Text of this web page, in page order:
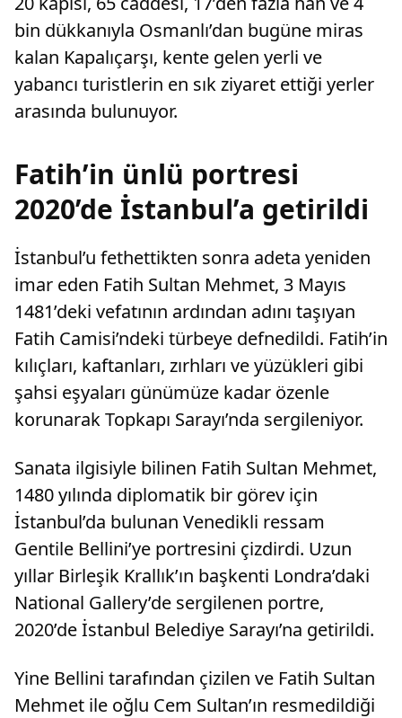
bin dükkanıyla Osmanlı’dan bugüne miras
kalan Kapalıçarşı, kente gelen yerli ve
yabancı turistlerin en sık ziyaret ettiği yerler
arasında bulunuyor.
Fatih’in ünlü portresi
2020’de İstanbul’a getirildi
İstanbul’u fethettikten sonra adeta yeniden
imar eden Fatih Sultan Mehmet, 3 Mayıs
1481’deki vefatının ardından adını taşıyan
Fatih Camisi’ndeki türbeye defnedildi. Fatih’in
kılıçları, kaftanları, zırhları ve yüzükleri gibi
şahsi eşyaları günümüze kadar özenle
korunarak Topkapı Sarayı’nda sergileniyor.
Sanata ilgisiyle bilinen Fatih Sultan Mehmet,
1480 yılında diplomatik bir görev için
İstanbul’da bulunan Venedikli ressam
Gentile Bellini’ye portresini çizdirdi. Uzun
yıllar Birleşik Krallık’ın başkenti Londra’daki
National Gallery’de sergilenen portre,
2020’de İstanbul Belediye Sarayı’na getirildi.
Yine Bellini tarafından çizilen ve Fatih Sultan
Mehmet ile oğlu Cem Sultan’ın resmedildiği